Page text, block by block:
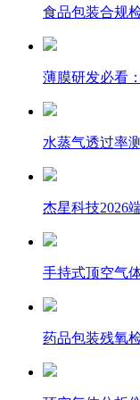
食品包装合规
薄膜研发必看
水蒸气透过率
杰星科技2026
手持式顶空气
药品包装残氧